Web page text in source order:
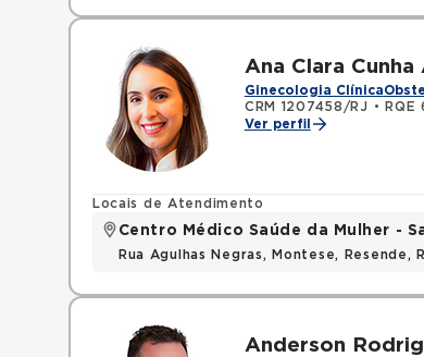
Ana Clara
Ginecologia Clínica
CRM 1207458/RJ •
Ver perfil
Locais de Atendimento
Centro Médico Saúde da Mulher -
Rua Agulhas Negras, Montese, Resende,
Anderson